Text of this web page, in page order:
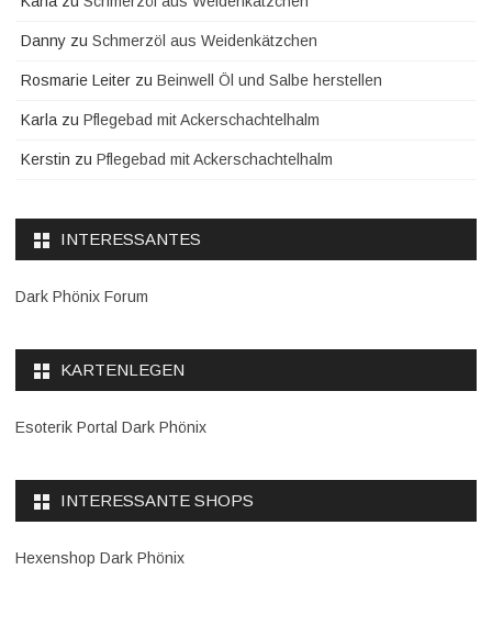
Danny zu Schmerzöl aus Weidenkätzchen
Rosmarie Leiter zu Beinwell Öl und Salbe herstellen
Karla zu Pflegebad mit Ackerschachtelhalm
Kerstin zu Pflegebad mit Ackerschachtelhalm
INTERESSANTES
Dark Phönix Forum
KARTENLEGEN
Esoterik Portal Dark Phönix
INTERESSANTE SHOPS
Hexenshop Dark Phönix